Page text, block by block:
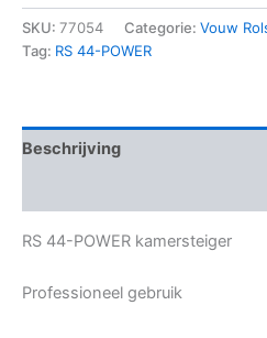
SKU: 77054 Categorie: Vouw
Tag: RS 44-POWER
Beschrijving
RS 44-POWER kamersteiger
Professioneel gebruik